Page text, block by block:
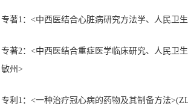
专著1 ： <中西医结合心脏病研究方法学、 人民卫
专著2： <中西医结合重症医学临床研究、人民卫
敏州 >
专利 1 ： <一种治疗冠心病的药物及其制备方法>(